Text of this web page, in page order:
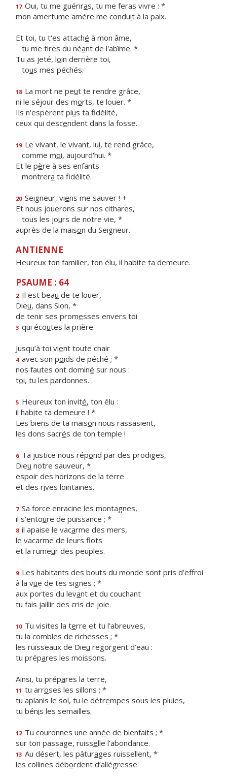
17 Oui, tu me guériras, tu me feras vivre : *
mon amertume amère me conduit à la paix.
Et toi, tu t'es attaché à mon âme,
tu me tires du néant de l'abîme. *
Tu as jeté, loin derrière toi,
tous mes péchés.
18 La mort ne peut te rendre grâce,
ni le séjour des morts, te louer. *
Ils n'espèrent plus ta fidélité,
ceux qui descendent dans la fosse.
19 Le vivant, le vivant, lui, te rend grâce,
comme moi, aujourd'hui. *
Et le père à ses enfants
montrera ta fidélité.
20 Seigneur, viens me sauver ! +
Et nous jouerons sur nos cithares,
tous les jours de notre vie, *
auprès de la maison du Seigneur.
ANTIENNE
Heureux ton familier, ton élu, il habite ta demeure.
PSAUME : 64
2 Il est beau de te louer,
Dieu, dans Sion, *
de tenir ses promesses envers toi
3 qui écoutes la prière.
Jusqu’à toi vient toute chair
4 avec son poids de péché ; *
nos fautes ont dominé sur nous :
toi, tu les pardonnes.
5 Heureux ton invité, ton élu :
il habite ta demeure ! *
Les biens de ta maison nous rassasient,
les dons sacrés de ton temple !
6 Ta justice nous répond par des prodiges,
Dieu notre sauveur, *
espoir des horizons de la terre
et des rives lointaines.
7 Sa force enracine les montagnes,
il s’entoure de puissance ; *
8 il apaise le vacarme des mers,
le vacarme de leurs flots
et la rumeur des peuples.
9 Les habitants des bouts du monde sont pris d’effroi
à la vue de tes signes ; *
aux portes du levant et du couchant
tu fais jaillir des cris de joie.
10 Tu visites la terre et tu l’abreuves,
tu la combles de richesses ; *
les ruisseaux de Dieu regorgent d’eau :
tu prépares les moissons.
Ainsi, tu prépares la terre,
11 tu arroses les sillons ; *
tu aplanis le sol, tu le détrempes sous les pluies,
tu bénis les semailles.
12 Tu couronnes une année de bienfaits ; *
sur ton passage, ruisselle l’abondance.
13 Au désert, les pâturages ruissellent, *
les collines débordent d’allégresse.